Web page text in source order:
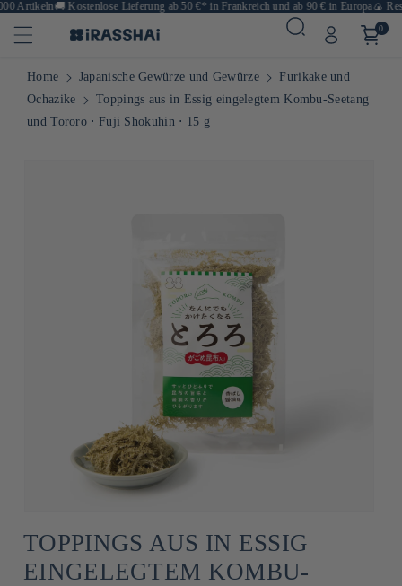
Artikeln🚚Kostenlose Lieferung ab 50 €* in Frankreich und ab 90 € in Europa🍙
0
Home Japanische Gewürze und Gewürze
Furikake und
Ochazike
Toppings aus in Essig eingelegtem Kombu-Seetang
und Tororo ⋅ Fuji Shokuhin ⋅ 15 g
TOPPINGS AUS IN ESSIG
EINGELEGTEM KOMBU-